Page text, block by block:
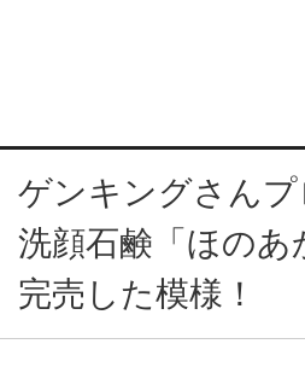
ゲンキングさん
洗顔石鹸「ほのあ
完売した模様！